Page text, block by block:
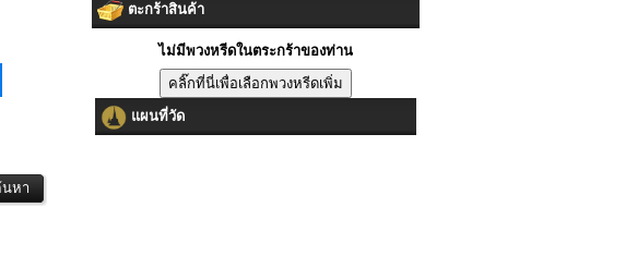
ตะกร้าสินค้า
ไม่มีพวงหรีดในตระกร้าของท่าน
แผนที่วัด